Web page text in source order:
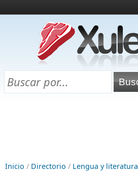
¿Qué es esto?
Directorio
Chuletas para exámenes
Inicio / Directorio / Lengua y literatura